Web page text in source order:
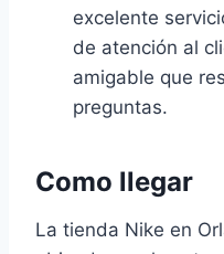
excelente
de atención al
amigable que
preguntas.
Como llegar
La tienda Nike en